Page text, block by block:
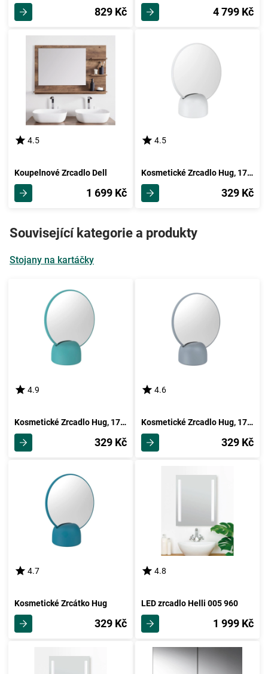
829 Kč 4 799 Kč
4.5
Koupelnové Zrcadlo Dell
1 699 Kč
4.5
Kosmetické Zrcadlo Hug, 17/19,8/8,5cm, Bílá
329 Kč
Související kategorie a produkty
Stojany na kartáčky
4.9
Kosmetické Zrcadlo Hug, 17/19,8/8,5cm, Mátová
329 Kč
4.6
Kosmetické Zrcadlo Hug, 17/19,8/8,5cm, Šedá
329 Kč
4.7
Kosmetické Zrcátko Hug
329 Kč
4.8
LED zrcadlo Helli 005 960
1 999 Kč